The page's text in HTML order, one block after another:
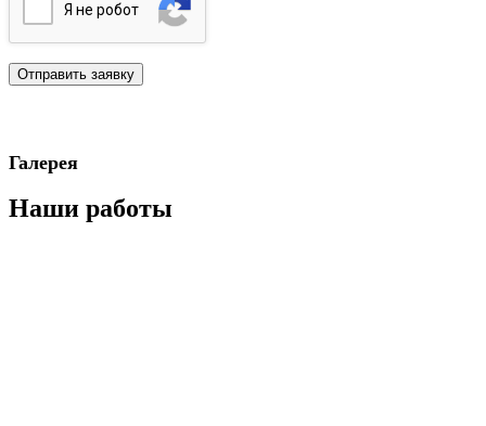
Я нe poбoт
Галерея
Наши работы